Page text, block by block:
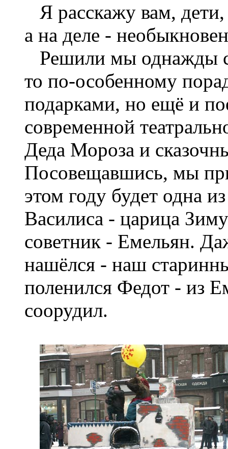
Я расскажу вам,
а на деле -
Решили мы однажды
то по-особенному
подарками, но ещё и
современной
Деда Мороза и
Посовещавшись, мы
этом году будет одна
Василиса - царица
советник - Емельян.
нашёлся - наш
поленился Федот - из
соорудил.